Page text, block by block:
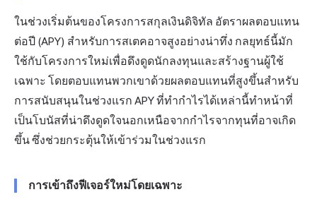
ในช่วงเริ่มต้นของโครงการสกุลเงินดิจิทัล อัตราผลตอบแทน
ต่อปี (APY) สำหรับการสเตคอาจสูงอย่างน่าทึ่ง กลยุทธ์นี้มัก
ใช้กับโครงการใหม่เพื่อดึงดูดนักลงทุนและสร้างฐานผู้ใช้
เฉพาะ โดยตอบแทนพวกเขาด้วยผลตอบแทนที่สูงขึ้นสำหรับ
การสนับสนุนในช่วงแรก APY ที่ทำกำไรได้เหล่านี้ทำหน้าที่
เป็นโบนัสที่น่าดึงดูดใจนอกเหนือจากกำไรจากทุนที่อาจเกิด
ขึ้น ซึ่งช่วยกระตุ้นให้เข้าร่วมในช่วงแรก
การเข้าถึงฟีเจอร์ใหม่โดยเฉพาะ